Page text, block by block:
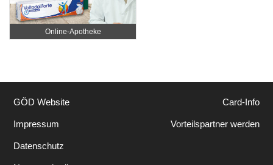
Online‑Apotheke
GÖD Website
Impressum
Datenschutz
Card-Info
Vorteilspartner werden